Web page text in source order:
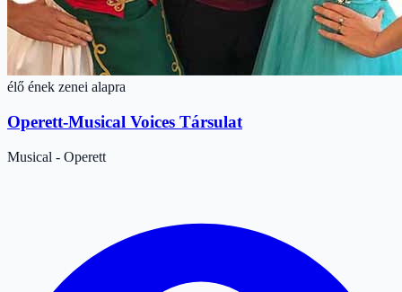
élő ének zenei alapra
Operett-Musical Voices Társulat
Musical - Operett